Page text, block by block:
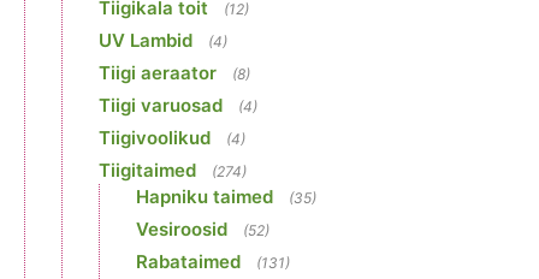
Tiigikala toit (12)
UV Lambid (4)
Tiigi aeraator (8)
Tiigi varuosad (4)
Tiigivoolikud (4)
Tiigitaimed (274)
Hapniku taimed (35)
Vesiroosid (52)
Rabataimed (131)